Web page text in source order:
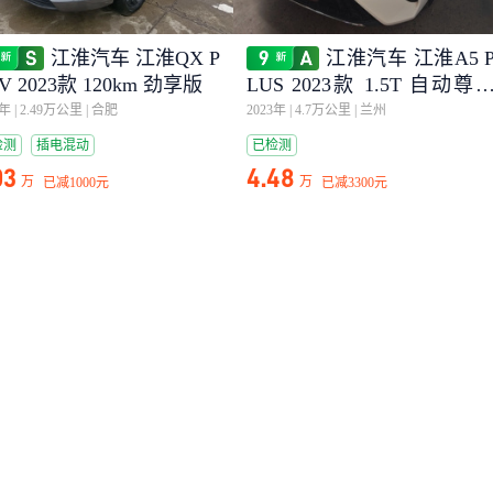
江淮汽车 江淮QX P
2023款 120km 劲享版
2.49万公里 合肥
插电混动
万 已减1000元
江淮汽车 江淮A5
LUS 2023款 1.5T 自动尊
型
2023年 4.7万公里 兰州
已检测
4.48 万 已减3300元